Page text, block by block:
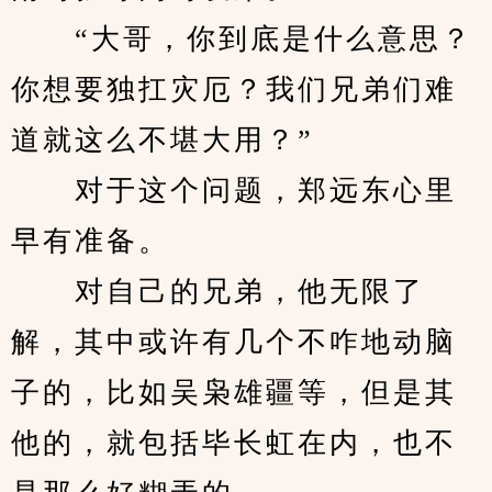
“大哥，你到底是什么意思？
你想要独扛灾厄？我们兄弟们难
道就这么不堪大用？”
对于这个问题，郑远东心里
早有准备。
对自己的兄弟，他无限了
解，其中或许有几个不咋地动脑
子的，比如吴枭雄疆等，但是其
他的，就包括毕长虹在内，也不